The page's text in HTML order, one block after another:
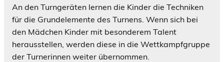
An den Turngeräten lernen die Kinder die Techniken
für die Grundelemente des Turnens. Wenn sich bei
den Mädchen Kinder mit besonderem Talent
herausstellen, werden diese in die Wettkampfgruppe
der Turnerinnen weiter übernommen.